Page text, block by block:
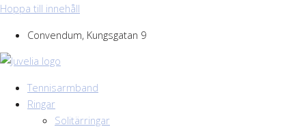
Hoppa till innehåll
Convendum, Kungsgatan 9
Tennisarmband
Ringar
Solitärringar